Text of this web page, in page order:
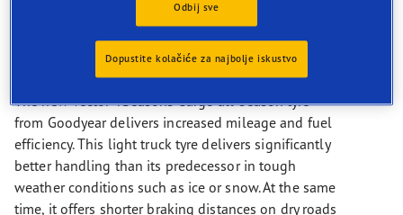
Smanjeni troškovi vlasništva
tijekom cijele godine
The new Vector 4Seasons Cargo all-season tyre
from Goodyear delivers increased mileage and fuel
efficiency. This light truck tyre delivers significantly
better handling than its predecessor in tough
weather conditions such as ice or snow. At the same
time, it offers shorter braking distances on dry roads
Odbij sve
Dopustite kolačiće za najbolje iskustvo